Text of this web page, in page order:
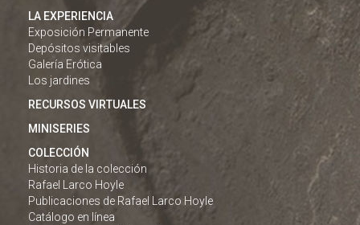
LA EXPERIENCIA
Exposición Permanente
Depósitos visitables
Galería Erótica
Los jardines
RECURSOS VIRTUALES
MINISERIES
COLECCIÓN
Historia de la colección
Rafael Larco Hoyle
Publicaciones de Rafael Larco Hoyle
Catálogo en línea